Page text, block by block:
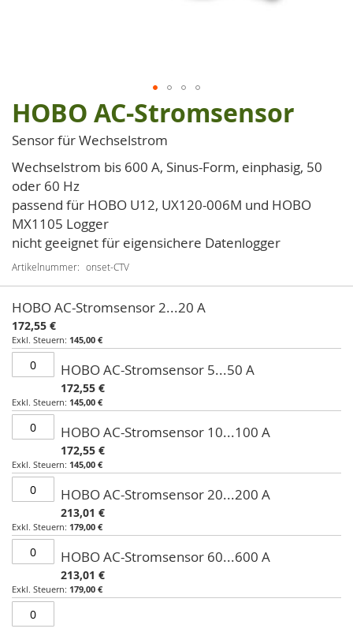
Zum
Anfang
der
Bildgalerie
springen
HOBO AC-Stromsensor
Sensor für Wechselstrom
Wechselstrom bis 600 A, Sinus-Form, einphasig, 50
oder 60 Hz
passend für HOBO U12, UX120-006M und HOBO
MX1105 Logger
nicht geeignet für eigensichere Datenlogger
Artikelnummer onset-CTV
für
gruppiertes
Produkt
HOBO AC-Stromsensor 2...20 A
172,55 €
145,00 €
HOBO AC-Stromsensor 5...50 A
172,55 €
145,00 €
HOBO AC-Stromsensor 10...100 A
172,55 €
145,00 €
HOBO AC-Stromsensor 20...200 A
213,01 €
179,00 €
HOBO AC-Stromsensor 60...600 A
213,01 €
179,00 €